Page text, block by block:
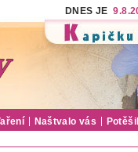
DNES JE
Naštvalo vás